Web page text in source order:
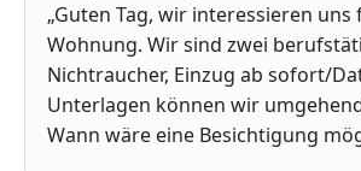
„Guten Tag, wir interessieren uns
Wohnung. Wir sind zwei
Nichtraucher, Einzug ab sofort/
Unterlagen können wir
Wann wäre eine Besichtigung